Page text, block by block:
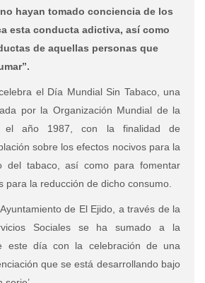
hayan tomado conciencia de los
esta conducta adictiva, así como
de aquellas personas que
el Día Mundial Sin Tabaco, una
por la Organización Mundial de la
el año 1987, con la finalidad de
sobre los efectos nocivos para la
del tabaco, así como para fomentar
para la reducción de dicho consumo.
de El Ejido, a través de la
Sociales se ha sumado a la
este día con la celebración de una
que se está desarrollando bajo